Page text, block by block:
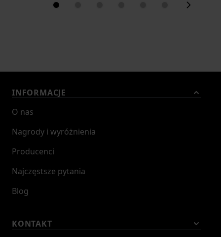
INFORMACJE
O nas
Nagrody i wyróżnienia
Producenci
Najczęstsze pytania
Blog
KONTAKT